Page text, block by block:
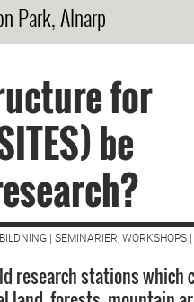
Park, Alnarp
for
be
| SEMINARIER, WORKSHOPS |
research stations which